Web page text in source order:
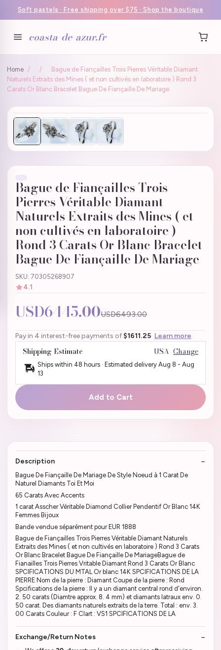
Soft pastels · Free shipping over $75 · Shop the boutique
coasta-de-azur.fr
Home / /
Bague de Fiançailles Trois Pierres Véritable Diamant
Naturels Extraits des Mines ( et non cultivés en laboratoire ) Rond 3
Carats Or Blanc Bracelet Bague De Fiançaille De Mariage
Bague de Fiançailles Trois
Pierres Véritable Diamant
Naturels Extraits des Mines ( et
non cultivés en laboratoire )
Rond 3 Carats Or Blanc Bracelet
Bague De Fiançaille De Mariage
SKU: 70305268907
4.1
USD6445.00USD6493.00
Pay in 4 interest-free payments of $1611.25 Learn more
Shipping Estimate USA Change
Ships within 48 hours · Estimated delivery Aug 8 - Aug
13
Add to Cart
Description
Bague De Fiançaille De Mariage De Style Noeud à 1 Carat De
Naturel Diamants Toi Et Moi
65 Carats Avec Accents
1 carat Asscher Véritable Diamond Collier Pendentif Or Blanc 14K
Femmes Bijoux
Bande vendue séparément pour EUR 1888
Bague de Fiançailles Trois Pierres Véritable Diamant Naturels
Extraits des Mines ( et non cultivés en laboratoire ) Rond 3 Carats
Or Blanc Bracelet Bague De Fiançaille De MariageBague de
Fianailles Trois Pierres Vritable Diamant Rond 3 Carats Or Blanc
SPCIFICATIONS DU MTAL Or blanc 14K SPCIFICATIONS DE LA
PIERRE Nom de la pierre : Diamant Coupe de la pierre : Rond
Spcifications de la pierre : Il y a un diamant central rond d'environ.
2. 50 carats (Diamtre approx. 8. 4 mm) et diamants latraux env. 0.
50 carat. Des diamants naturels extraits de la terre. Total : env. 3.
00 Carats Couleur : F Clart : VS1 SPCIFICATIONS DE LA
Exchange/Return Notes